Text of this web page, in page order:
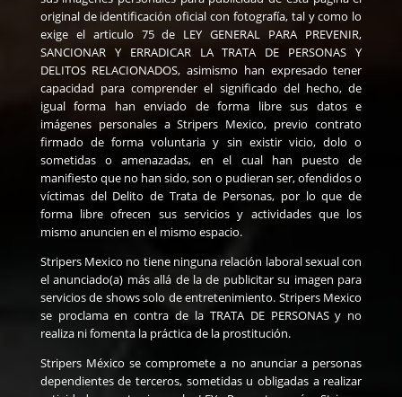
original de identificación oficial con fotografía, tal y como lo
exige el articulo 75 de LEY GENERAL PARA PREVENIR,
SANCIONAR Y ERRADICAR LA TRATA DE PERSONAS Y
DELITOS RELACIONADOS, asimismo han expresado tener
capacidad para comprender el significado del hecho, de
igual forma han enviado de forma libre sus datos e
imágenes personales a Stripers Mexico, previo contrato
firmado de forma voluntaria y sin existir vicio, dolo o
sometidas o amenazadas, en el cual han puesto de
manifiesto que no han sido, son o pudieran ser, ofendidos o
víctimas del Delito de Trata de Personas, por lo que de
forma libre ofrecen sus servicios y actividades que los
mismo anuncien en el mismo espacio.
Stripers Mexico no tiene ninguna relación laboral sexual con
el anunciado(a) más allá de la de publicitar su imagen para
servicios de shows solo de entretenimiento. Stripers Mexico
se proclama en contra de la TRATA DE PERSONAS y no
realiza ni fomenta la práctica de la prostitución.
Stripers México se compromete a no anunciar a personas
dependientes de terceros, sometidas u obligadas a realizar